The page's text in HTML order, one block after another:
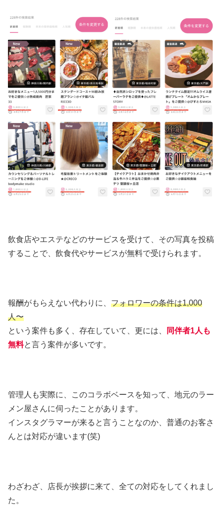
飲食店やエステなどのサービスを受けて、その写真を投稿
することで、飲食代やサービスが無料で受けられます。
報酬がもらえない代わりに、 フォロワーの条件は1,000
人〜
という案件も多く、存在していて、更には、
同伴者1人も
無料と言う案件が多いです。
管理人も実際に、このコラボベースを知って、地元のラー
メン屋さんに伺ったことがあります。
インスタグラマーが来ると言うことなのか、普通のお客さ
んとは対応が違います(笑)
わざわざ、店長が挨拶に来て、全ての対応をしてくれまし
た。